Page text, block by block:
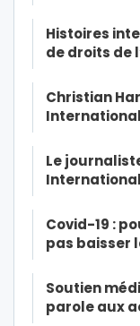
Histoires
de droits de
Christian
Le
Covid-19 :
pas baisser
Soutien
parole aux